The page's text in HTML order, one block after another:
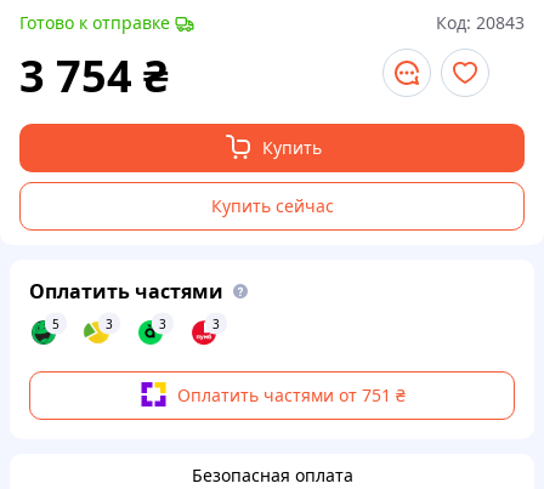
Готово к отправке Код: 20843
3 754 ₴
Купить
Купить сейчас
Оплатить частями
5 3 3 3
Оплатить частями от 751 ₴
Безопасная оплата